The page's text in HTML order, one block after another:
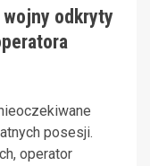
odkryty
posesji.
operator